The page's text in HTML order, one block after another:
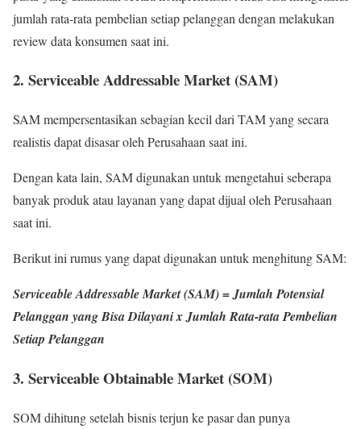
jumlah rata-rata pembelian setiap pelanggan dengan melakukan
review data konsumen saat ini.
2. Serviceable Addressable Market (SAM)
SAM mempersentasikan sebagian kecil dari TAM yang secara
realistis dapat disasar oleh Perusahaan saat ini.
Dengan kata lain, SAM digunakan untuk mengetahui seberapa
banyak produk atau layanan yang dapat dijual oleh Perusahaan
saat ini.
Berikut ini rumus yang dapat digunakan untuk menghitung SAM:
Serviceable Addressable Market (SAM) = Jumlah Potensial
Pelanggan yang Bisa Dilayani x Jumlah Rata-rata Pembelian
Setiap Pelanggan
3. Serviceable Obtainable Market (SOM)
SOM dihitung setelah bisnis terjun ke pasar dan punya